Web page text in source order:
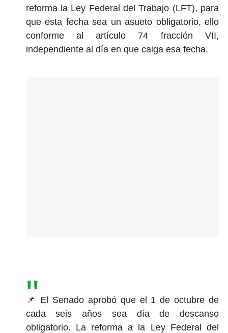
reforma la Ley Federal del Trabajo (LFT), para
que esta fecha sea un asueto obligatorio, ello
conforme alartículo 74 fracción VII,
independiente al día en que caiga esa fecha.
📌 El Senado aprobó que el 1 de octubre de
cada seis años sea día de descanso
obligatorio. La reforma a la Ley Federal del